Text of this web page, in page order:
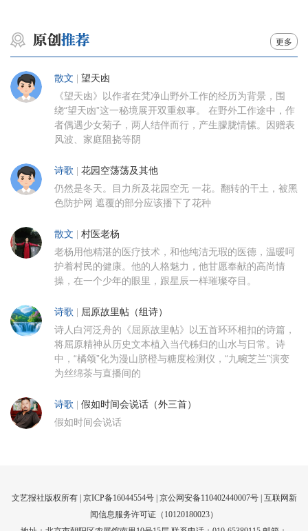
更多
散文 | 望天凼
《望天凼》以作者在梵净山野外工作的经历为背景，围
绕“望天凼”这一秘境展开双重叙事。 在野外工作途中，作
者偶遇少女菊子，两人结伴而行，产生朦胧情愫。因赠表
风波、家庭阻挠等阴
诗歌 | 花园空荡荡及其他
仍然是冬天。目力所及花园空无 一花。翻转的干土，被黑
色防护网 遮覆的部分应该播下了花种
散文 | 村医老杨
老杨用他精湛的医疗技术，和他纯洁无瑕的医德，温暖呵
护着村民的健康。他的人格魅力，他甘愿奉献的高尚情
操，在一个少年的眼里，跟星辰一样璀璨夺目。
诗歌 | 屈原故里帖（组诗）
诗人白河泛舟的《屈原故里帖》以五首环环相扣的诗篇，
将屈原精神从历史文本植入当代秭归的山水与日常。诗
中，“橘颂”化为漫山脐橙与糖度检测仪，“九畹芝兰”演变
为丝绵茶与直播间的
诗歌 | 假如时间会说话（外三首）
假如时间会说话
文艺报社版权所有 | 京ICP备16044554号| 京公网安备110402440007号 | 互联网新
闻信息服务许可证（10120180023）